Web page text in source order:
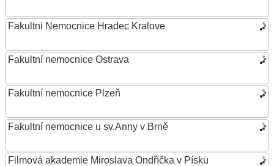
Fakultni Nemocnice Hradec Kralove
Fakultní nemocnice Ostrava
Fakultní nemocnice Plzeň
Fakultní nemocnice u sv.Anny v Brně
Filmová akademie Miroslava Ondříčka v Písku